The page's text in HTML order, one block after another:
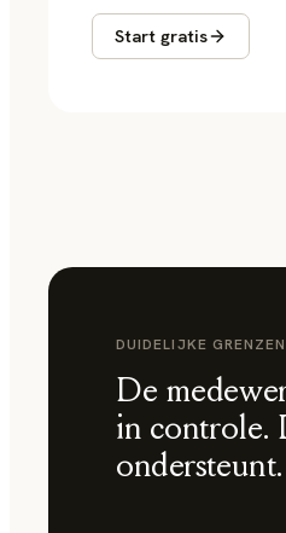
Start gratis
DUIDELIJKE GRENZEN
De
in controle.
ondersteunt.